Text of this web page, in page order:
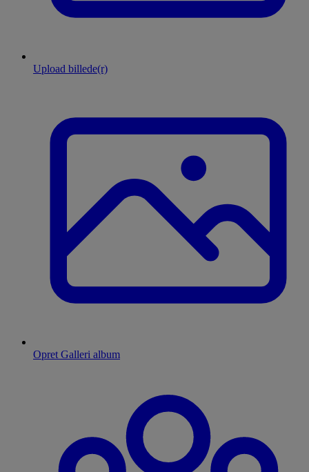
Upload billede(r)
Opret Galleri album